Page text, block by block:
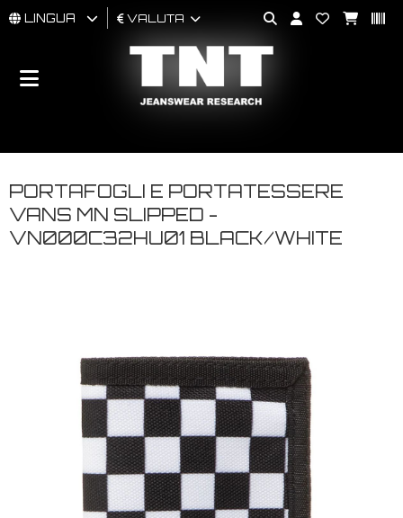
UOMO
BRAND
LINGUA VALUTA
PORTAFOGLI E PORTATESSERE
VANS MN SLIPPED -
VN000C32HU01 BLACK/WHITE